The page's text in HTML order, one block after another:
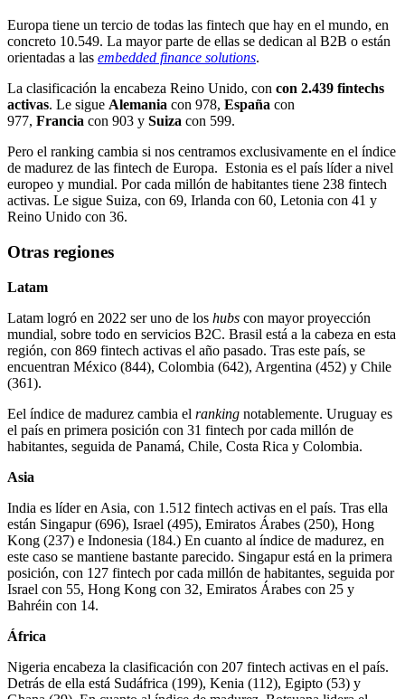
Europa tiene un tercio de todas las fintech que hay en el mundo, en
concreto 10.549. La mayor parte de ellas se dedican al B2B o están
orientadas a las embedded finance solutions.
La clasificación la encabeza Reino Unido, con con 2.439 fintechs
activas. Le sigue Alemania con 978, España con
977, Francia con 903 y Suiza con 599.
Pero el ranking cambia si nos centramos exclusivamente en el índice
de madurez de las fintech de Europa. Estonia es el país líder a nivel
europeo y mundial. Por cada millón de habitantes tiene 238 fintech
activas. Le sigue Suiza, con 69, Irlanda con 60, Letonia con 41 y
Reino Unido con 36.
Otras regiones
Latam
Latam logró en 2022 ser uno de los hubs con mayor proyección
mundial, sobre todo en servicios B2C. Brasil está a la cabeza en esta
región, con 869 fintech activas el año pasado. Tras este país, se
encuentran México (844), Colombia (642), Argentina (452) y Chile
(361).
Eel índice de madurez cambia el ranking notablemente. Uruguay es
el país en primera posición con 31 fintech por cada millón de
habitantes, seguida de Panamá, Chile, Costa Rica y Colombia.
Asia
India es líder en Asia, con 1.512 fintech activas en el país. Tras ella
están Singapur (696), Israel (495), Emiratos Árabes (250), Hong
Kong (237) e Indonesia (184.) En cuanto al índice de madurez, en
este caso se mantiene bastante parecido. Singapur está en la primera
posición, con 127 fintech por cada millón de habitantes, seguida por
Israel con 55, Hong Kong con 32, Emiratos Árabes con 25 y
Bahréin con 14.
África
Nigeria encabeza la clasificación con 207 fintech activas en el país.
Detrás de ella está Sudáfrica (199), Kenia (112), Egipto (53) y